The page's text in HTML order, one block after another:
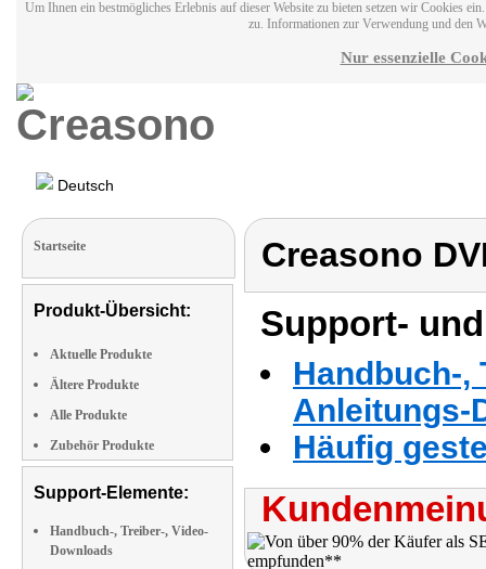
Um Ihnen ein bestmögliches Erlebnis auf dieser Website zu bieten setzen wir Cookies
zu. Informationen zur Verwendung und den
Nur essenzielle
Deutsch
Startseite
Produkt-Übersicht:
Aktuelle Produkte
Ältere Produkte
Alle Produkte
Zubehör Produkte
Support-Elemente:
Handbuch-, Treiber-, Video-
Downloads
Creasono
Support-
Handbuch-,
Anleitungs-
Häufig